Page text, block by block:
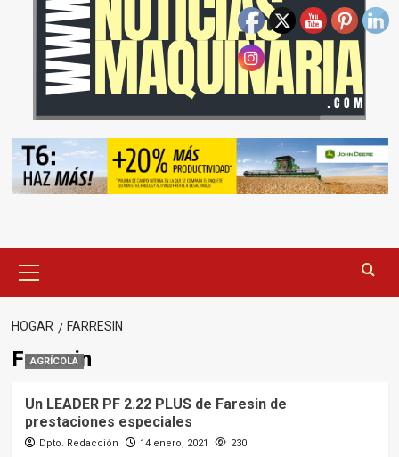
principal
HOGAR FARRESIN
Farresin
AGRÍCOLA
Un LEADER PF 2.22 PLUS de Faresin de
prestaciones especiales
Dpto. Redacción 14 enero, 2021 230